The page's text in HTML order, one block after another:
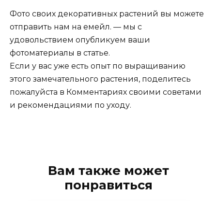
Фото своих декоративных растений вы можете
отправить нам на емейл. — мы с
удовольствием опубликуем ваши
фотоматериалы в статье.
Если у вас уже есть опыт по выращиванию
этого замечательного растения, поделитесь
пожалуйста в Комментариях своими советами
и рекомендациями по уходу.
Вам также может
понравиться